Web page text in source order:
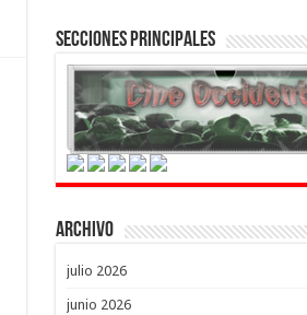
Secciones Principales
Archivo
julio 2026
junio 2026